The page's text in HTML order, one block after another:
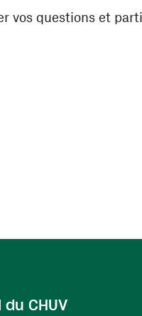
vos questions et
CHUV